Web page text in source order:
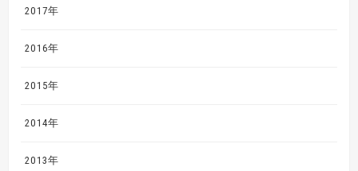
2017年
2016年
2015年
2014年
2013年